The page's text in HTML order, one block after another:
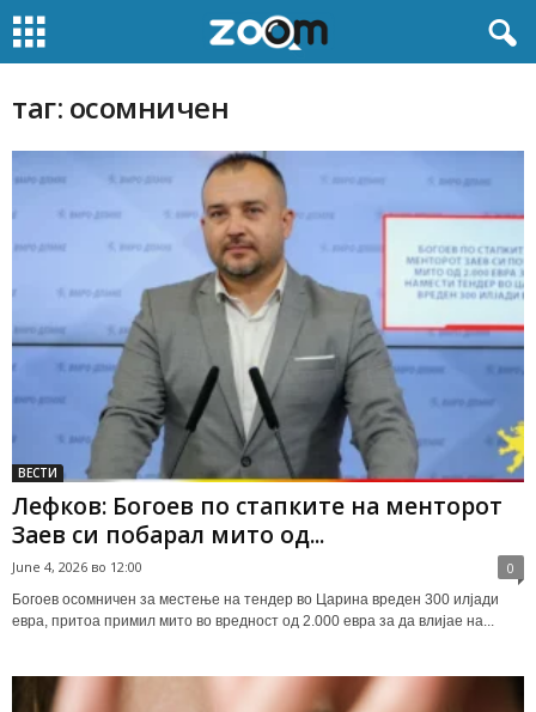
таг: осомничен
ВЕСТИ
Лефков: Богоев по стапките на менторот
Заев си побарал мито од...
June 4, 2026 во 12:00 0
Богоев осомничен за местење на тендер во Царина вреден 300 илјади
евра, притоа примил мито во вредност од 2.000 евра за да влијае на...